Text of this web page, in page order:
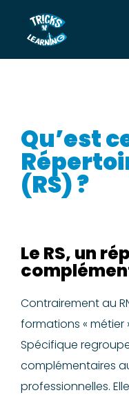
Qu’est
(RS) ?
Le RS, un
Contrairement au
formations « métier
Spécifique
complémentaires
professionnelles.